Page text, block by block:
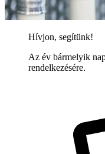
Hívjon, segítünk!
Az év bármelyik
rendelkezésére.